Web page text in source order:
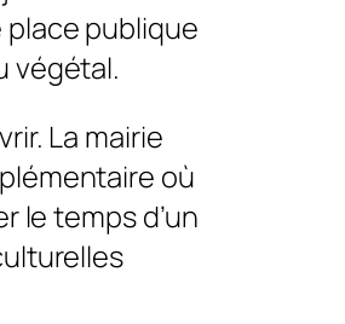
place publique
végétal.
La mairie
où
le temps d’un